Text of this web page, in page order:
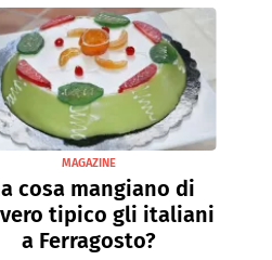
MAGAZINE
cosa mangiano di
tipico gli italiani
a Ferragosto?